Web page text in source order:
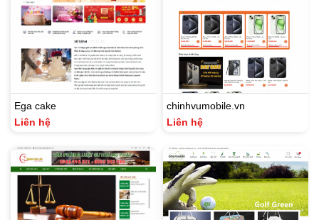
Ega cake
Liên hệ
chinhvumobile.vn
Liên hệ